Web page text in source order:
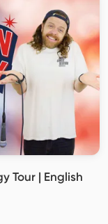
Tour | English